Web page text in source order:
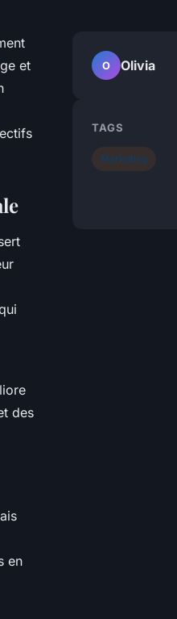
et
des
en
O Olivia
TAGS
Marketing